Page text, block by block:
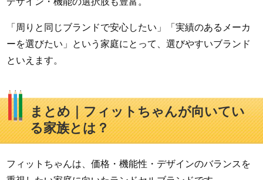
「周りと同じブランドで安心したい」「実績のあるメーカ
ーを選びたい」という家庭にとって、選びやすいブランド
といえます。
まとめ｜フィットちゃんが向いてい
る家族とは？
フィットちゃんは、価格・機能性・デザインのバランスを